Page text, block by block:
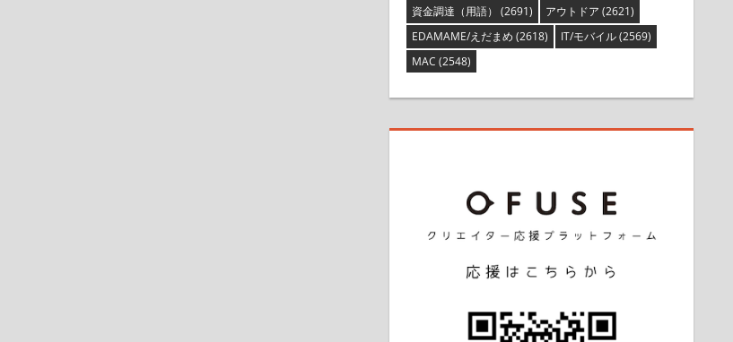
資金調達（用語） (2691) アウトドア (2621)
EDAMAME/えだまめ (2618) IT/モバイル(2569)
MAC (2548)